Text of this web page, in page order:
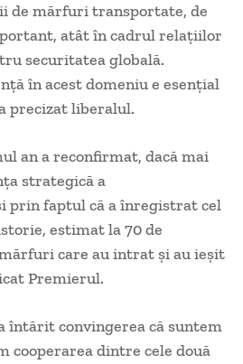
de mărfuri transportate, de
atât în cadrul relațiilor
securitatea globală.
în acest domeniu e esențial
precizat liberalul.
an a reconfirmat, dacă mai
strategică a
prin faptul că a înregistrat cel
estimat la 70 de
care au intrat și au ieșit
Premierul.
întărit convingerea că suntem
cooperarea dintre cele două